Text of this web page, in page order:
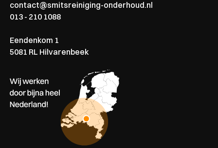
contact@smitsreiniging-onderhoud.nl
013 - 210 1088
Eendenkom 1
5081 RL Hilvarenbeek